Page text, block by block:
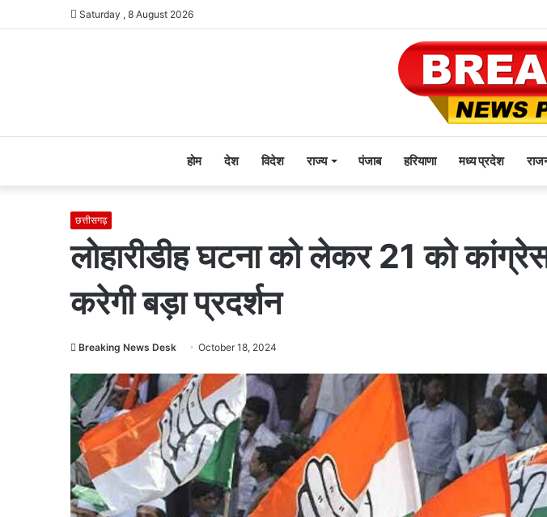
Saturday , 8 August 2026
होम देश विदेश राज्य पंजाब हरियाणा मध्य प्रदेश
छत्तीसगढ़
लोहारीडीह घटना को लेकर 21 को
करेगी बड़ा प्रदर्शन
Breaking News Desk October 18, 2024